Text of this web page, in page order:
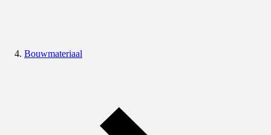
Bouwmateriaal